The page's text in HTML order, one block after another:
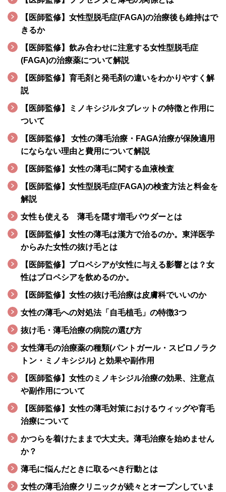
【医師監修】女性型脱毛症(FAGA)の治療後も維持はで
きるか
【医師監修】飲み合わせに注意する女性型脱毛症
(FAGA)の治療薬について解説
【医師監修】育毛剤と発毛剤の違いをわかりやすく解
説
【医師監修】ミノキシジルタブレットの特徴と作用に
ついて
【医師監修】 女性の薄毛治療・FAGA治療が保険適用
にならない理由と費用について解説
【医師監修】女性の薄毛に関する血液検査
【医師監修】女性型脱毛症(FAGA)の検査方法と料金を
解説
女性も使える 薄毛を隠す増毛パウダーとは
【医師監修】女性の薄毛は漢方で治るのか。東洋医学
からみた女性の抜け毛とは
【医師監修】プロペシアが女性に与える影響とは？女
性はプロペシアを飲めるのか。
【医師監修】女性の抜け毛治療は皮膚科でいいのか
女性の薄毛への対処法「自毛植毛」の特徴3つ
抜け毛・薄毛治療の病院の選び方
女性薄毛の治療薬の種類(パントガール・スピロノラク
トン・ミノキシジル) と効果や副作用
【医師監修】女性のミノキシジル治療の効果、注意点
や副作用について
【医師監修】女性の薄毛対策におけるウィッグや育毛
治療について
かつらを着けたままで大丈夫。薄毛治療を始めません
か？
薄毛に悩んだときに取るべき行動とは
女性の薄毛治療クリニックが続々とオープンしていま